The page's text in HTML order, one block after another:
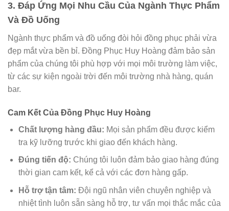
3. Đáp Ứng Mọi Nhu Cầu Của Ngành Thực Phẩm
Và Đồ Uống
Ngành thực phẩm và đồ uống đòi hỏi đồng phục phải vừa
đẹp mắt vừa bền bỉ. Đồng Phục Huy Hoàng đảm bảo sản
phẩm của chúng tôi phù hợp với mọi môi trường làm việc,
từ các sự kiện ngoài trời đến môi trường nhà hàng, quán
bar.
Cam Kết Của Đồng Phục Huy Hoàng
Chất lượng hàng đầu: Mọi sản phẩm đều được kiểm
tra kỹ lưỡng trước khi giao đến khách hàng.
Đúng tiến độ: Chúng tôi luôn đảm bảo giao hàng đúng
thời gian cam kết, kể cả với các đơn hàng gấp.
Hỗ trợ tận tâm: Đội ngũ nhân viên chuyên nghiệp và
nhiệt tình luôn sẵn sàng hỗ trợ, tư vấn mọi thắc mắc của